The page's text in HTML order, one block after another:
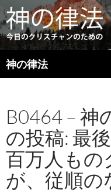
神の律法
検
索
ン
ツ
へ
ス
キ
ッ
プ
B0464 – 神
の投稿: 最
百万人もの
が、従順